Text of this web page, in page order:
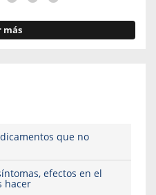
más
que no
efectos en el
hacer